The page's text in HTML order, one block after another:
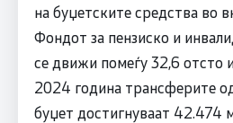
на буџетските средства во
Фондот за пензиско и
се движи помеѓу 32,6 отсто
2024 година трансферите
буџет достигнуваат 42.474